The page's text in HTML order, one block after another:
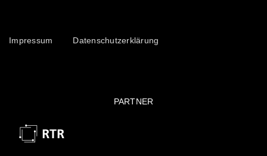
Impressum Datenschutzerklärung
PARTNER